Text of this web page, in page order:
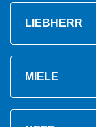
LIEBHERR
MIELE